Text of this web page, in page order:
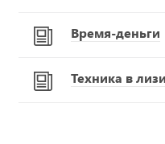
Время-деньги
Техника в